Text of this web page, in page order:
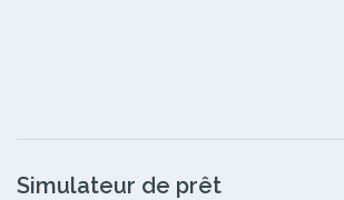
Simulateur de prêt